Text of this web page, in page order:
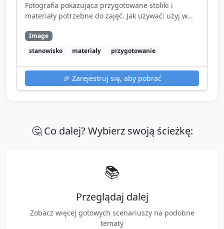
Fotografia pokazująca przygotowane stoliki i
materiały potrzebne do zajęć. Jak używać: użyj w...
Image
stanowisko
materiały przygotowanie
🎉 Zarejestruj się, aby pobrać
🤔 Co dalej? Wybierz swoją ścieżkę:
📚
Przeglądaj dalej
Zobacz więcej gotowych scenariuszy na podobne
tematy